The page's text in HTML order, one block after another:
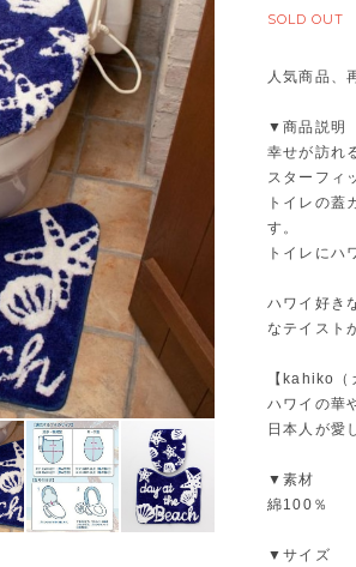
SOLD OUT
人気商品、
▼商品説明
幸せが訪れ
スターフィ
トイレの蓋
す。
トイレにハ
ハワイ好き
なテイスト
【kahiko
ハワイの華
日本人が愛
▼素材
綿100％
▼サイズ